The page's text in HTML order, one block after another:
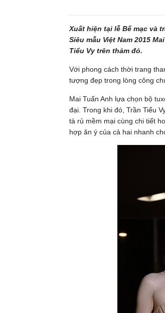
Xuất hiện tại lễ Bế mạc và
Siêu mẫu Việt Nam 2015
Tiểu Vy trên thảm đỏ.
Với phong cách thời trang
tượng đẹp trong lòng công
Mai Tuấn Anh lựa chọn bộ
đại. Trong khi đó, Trần Tiểu
tà rủ mềm mại cùng chi tiết
hợp ăn ý của cả hai nhanh